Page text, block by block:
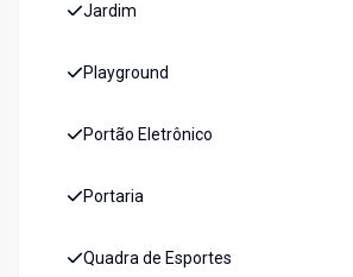
Jardim
Playground
Portão Eletrônico
Portaria
Quadra de Esportes